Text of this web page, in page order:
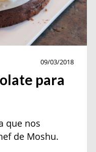
09/03/2018
para
que nos
de Moshu.